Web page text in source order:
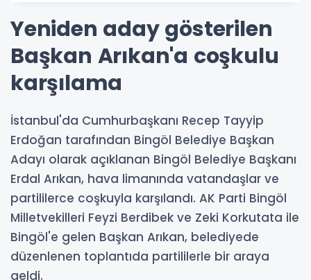
Yeniden aday gösterilen
Başkan Arıkan'a coşkulu
karşılama
İstanbul'da Cumhurbaşkanı Recep Tayyip
Erdoğan tarafından Bingöl Belediye Başkan
Adayı olarak açıklanan Bingöl Belediye Başkanı
Erdal Arıkan, hava limanında vatandaşlar ve
partililerce coşkuyla karşılandı. AK Parti Bingöl
Milletvekilleri Feyzi Berdibek ve Zeki Korkutata ile
Bingöl'e gelen Başkan Arıkan, belediyede
düzenlenen toplantıda partililerle bir araya
geldi.